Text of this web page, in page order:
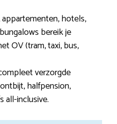
appartementen, hotels,
bereik je
OV (tram, taxi, bus,
verzorgde
halfpension,
all-inclusive.